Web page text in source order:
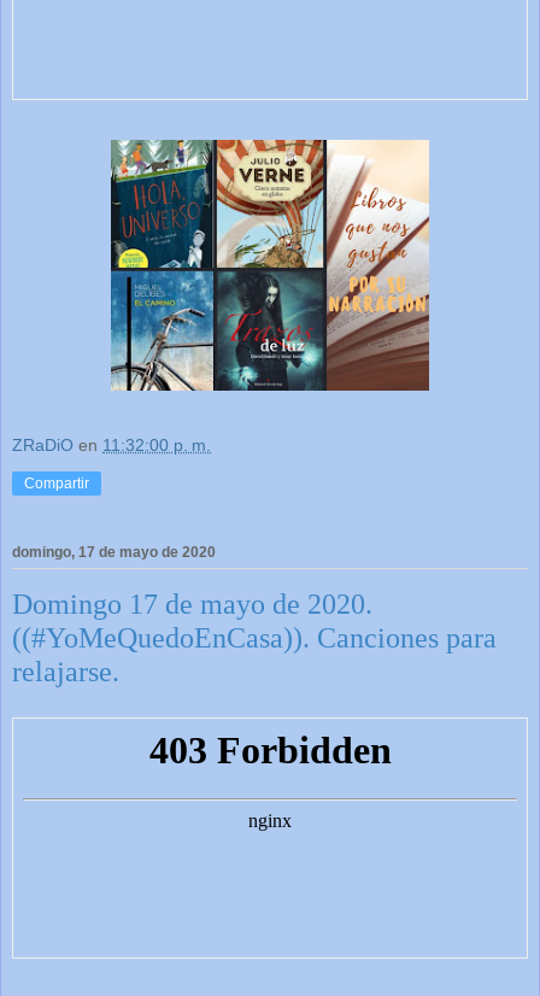
ZRaDiO en 11:32:00 p. m.
Compartir
domingo, 17 de mayo de 2020
Domingo 17 de mayo de 2020.
((#YoMeQuedoEnCasa)). Canciones para
relajarse.